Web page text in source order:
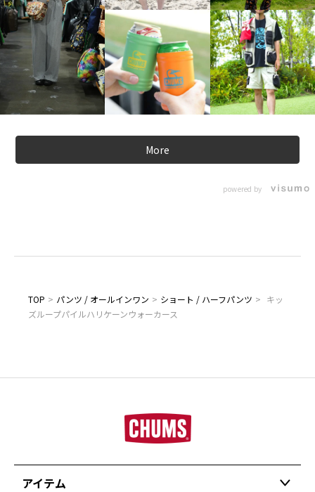
More
powered by
TOP > パンツ / オールインワン > ショート / ハーフパンツ > キッ
ズループパイルハリケーンウォーカース
アイテム